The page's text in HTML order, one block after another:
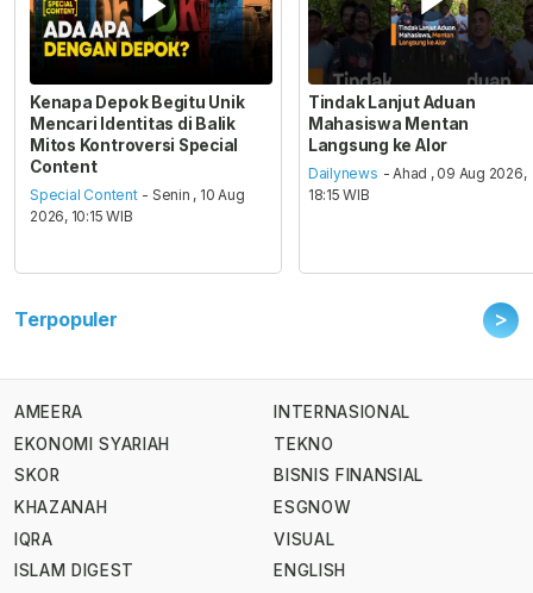
Kenapa Depok Begitu Unik
Mencari Identitas di Balik
Mitos Kontroversi Special
Content
Special Content - Senin , 10 Aug
2026, 10:15 WIB
Tindak Lanjut Aduan
Mahasiswa Mentan
Langsung ke Alor
Dailynews - Ahad , 09 Aug 2026,
18:15 WIB
Terpopuler >
AMEERA
EKONOMI SYARIAH
SKOR
KHAZANAH
IQRA
ISLAM DIGEST
INTERNASIONAL
TEKNO
BISNIS FINANSIAL
ESGNOW
VISUAL
ENGLISH